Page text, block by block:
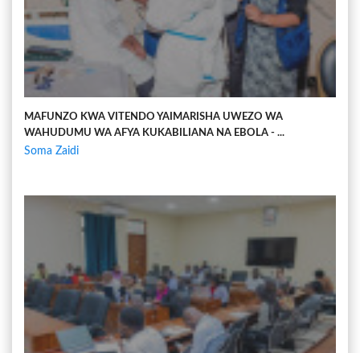
MAFUNZO KWA VITENDO YAIMARISHA UWEZO WA
WAHUDUMU WA AFYA KUKABILIANA NA EBOLA - ...
Soma Zaidi